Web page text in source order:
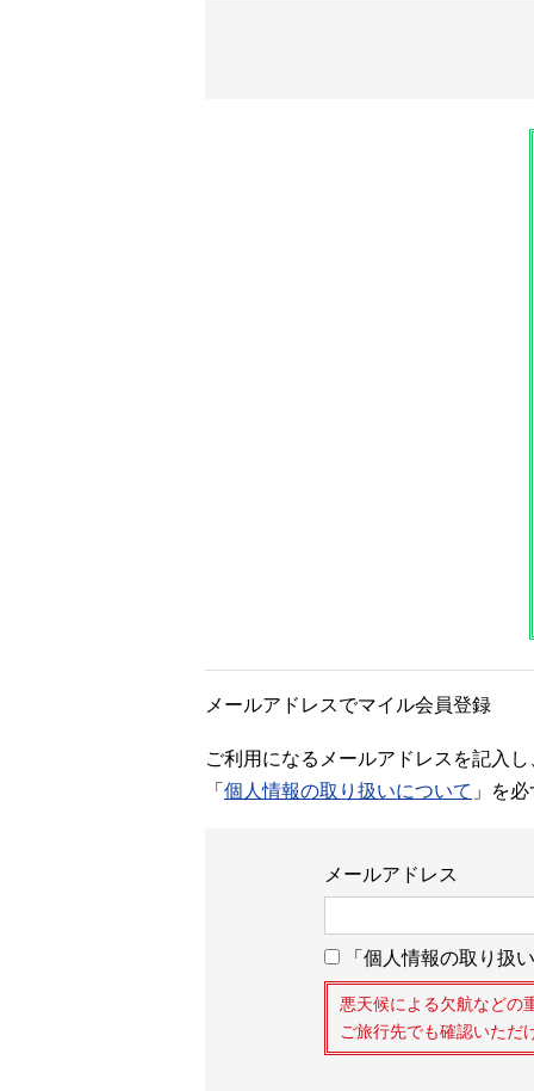
メールアドレスでマイル会員登録
ご利用になるメールアドレスを記入
「 個人情報の取り扱いについて 」を
メールアドレス
「個人情報の取り扱
悪天候による欠航などの
ご旅行先でも確認いただ